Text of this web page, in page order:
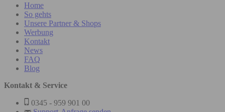
Home
So gehts
Unsere Partner & Shops
Werbung
Kontakt
News
FAQ
Blog
Kontakt & Service
0345 - 959 901 00